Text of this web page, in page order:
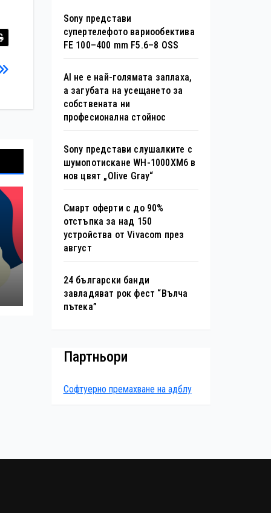
Sony представи
супертелефото вариообектива
FE 100–400 mm F5.6–8 OSS
AI не е най-голямата заплаха,
а загубата на усещането за
собствената ни
професионална стойнос
Sony представи слушалките с
шумопотискане WH-1000XM6 в
нов цвят „Olive Gray“
Смарт оферти с до 90%
отстъпка за над 150
устройства от Vivacom през
август
24 български банди
завладяват рок фест “Вълча
пътека”
Партньори
Софтуерно премахване на адблу